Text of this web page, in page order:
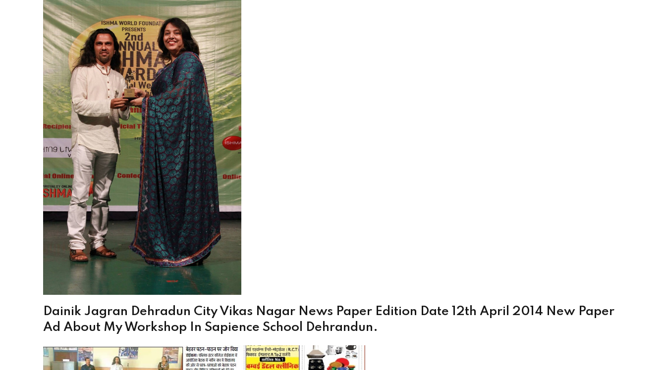
Dainik Jagran Dehradun City Vikas Nagar News Paper Edition Date 12th April 2014 New Paper
Ad About My Workshop In Sapience School Dehrandun.